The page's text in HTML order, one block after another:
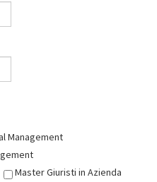
Management
Master Giuristi in Azienda